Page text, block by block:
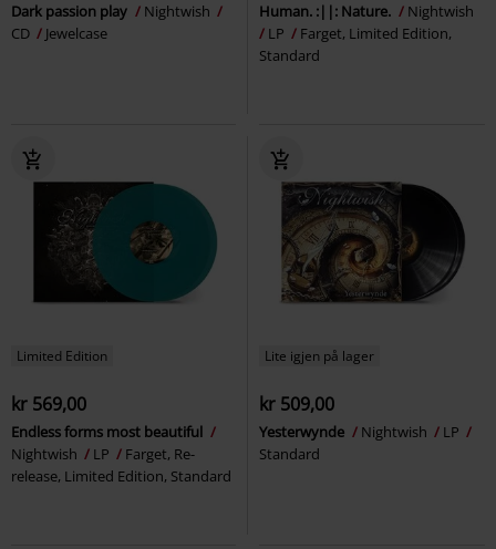
Dark passion play
Nightwish
CD
Jewelcase
Human. :||: Nature.
Nightwish
LP
Farget, Limited Edition,
Standard
Limited Edition
kr 569,00
Endless forms most beautiful
Nightwish
LP
Farget, Re-
release, Limited Edition, Standard
Lite igjen på lager
kr 509,00
Yesterwynde Nightwish
LP
Standard